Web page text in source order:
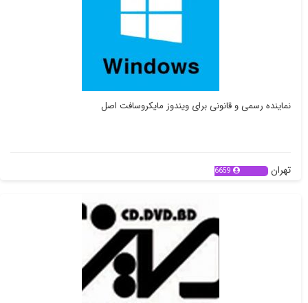
نماینده رسمی و قانونی برای ویندوز مایکروسافت اصل
تهران 6659